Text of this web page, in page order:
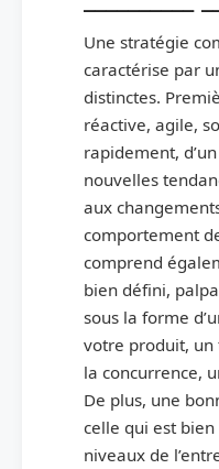
Une stratégie
caractérise par
distinctes.
réactive, agile,
rapidement,
nouvelles
aux
comportement
comprend
bien défini,
sous la forme
votre produit,
la concurrence,
De plus, une
celle qui est
niveaux de